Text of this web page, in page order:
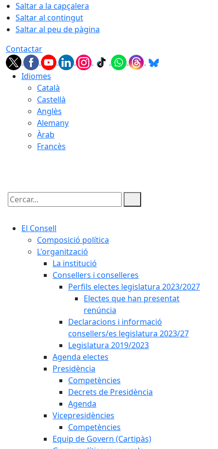
Saltar a la capçalera
Saltar al contingut
Saltar al peu de pàgina
Contactar
Idiomes
Català
Castellà
Anglès
Alemany
Àrab
Francès
Cercar:
El Consell
Composició política
L'organització
La institució
Consellers i conselleres
Perfils electes legislatura 2023/2027
Electes que han presentat
renúncia
Declaracions i informació
consellers/es legislatura 2023/27
Legislatura 2019/2023
Agenda electes
Presidència
Competències
Decrets de Presidència
Agenda
Vicepresidències
Competències
Equip de Govern (Cartipàs)